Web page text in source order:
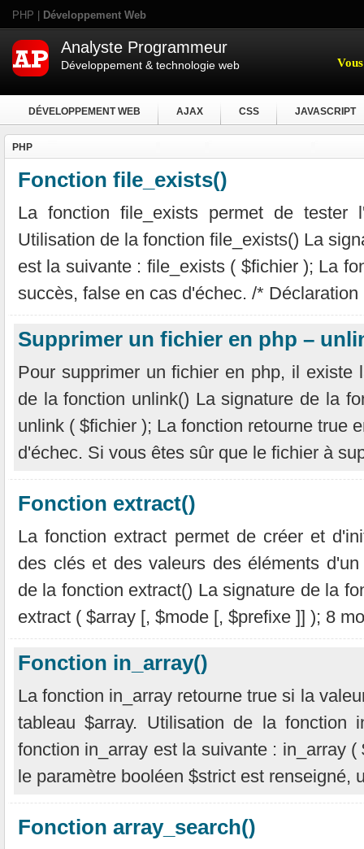
PHP | Développement Web
Analyste Programmeur
Développement & technologie web
DÉVELOPPEMENT WEB AJAX CSS JAVASCRIPT
PHP
Fonction file_exists()
La fonction file_exists permet de tester
Utilisation de la fonction file_exists() La
est la suivante : file_exists ( $fichier ); La
succès, false en cas d'échec. /* Déclaration
Supprimer un fichier en php –
Pour supprimer un fichier en php, il existe
de la fonction unlink() La signature de la
unlink ( $fichier ); La fonction retourne true
d'échec. Si vous êtes sûr que le fichier à
Fonction extract()
La fonction extract permet de créer et
des clés et des valeurs des éléments
de la fonction extract() La signature de la
extract ( $array [, $mode [, $prefixe ]] ); 8
Fonction in_array()
La fonction in_array retourne true si la
tableau $array. Utilisation de la fonction
fonction in_array est la suivante : in_array
le paramètre booléen $strict est renseigné,
Fonction array_search()